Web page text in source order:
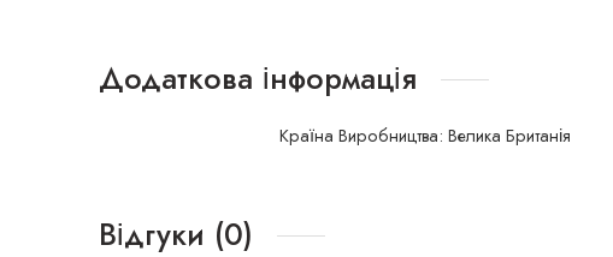
Додаткова інформація
Країна Виробництва: Велика Британія
Відгуки (0)